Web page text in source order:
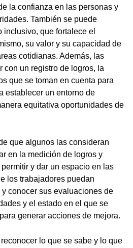
la confianza en las personas y
También se puede
que fortalece el
su valor y su capacidad de
cotidianas. Además, las
con un registro de logros, la
que se toman en cuenta para
establecer un entorno de
equitativa oportunidades de
que algunos las consideran
en la medición de logros y
y dar un espacio en las
los trabajadores puedan
conocer sus evaluaciones de
y el estado en el que se
generar acciones de mejora.
lo que se sabe y lo que